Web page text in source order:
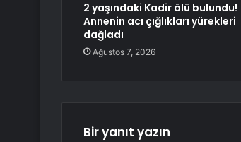
2 yaşındaki Kadir ölü bulundu!
Annenin acı çığlıkları yürekleri
dağladı
Ağustos 7, 2026
Bir yanıt yazın